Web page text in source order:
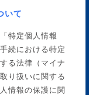
いて
特定個人情報
続における特定
る法律（マイナ
り扱いに関する
情報の保護に関